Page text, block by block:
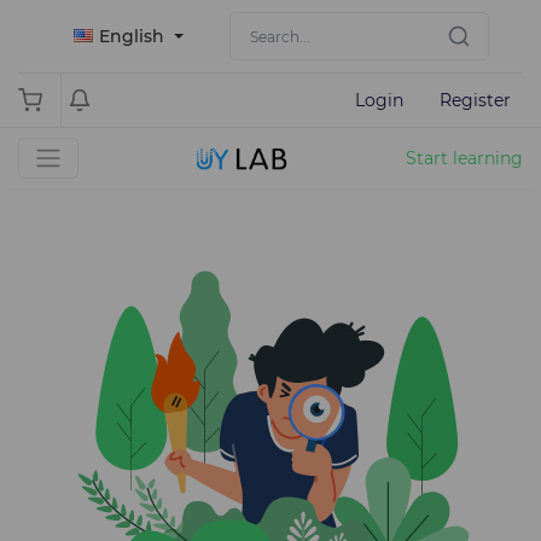
English
Login Register
Start learning